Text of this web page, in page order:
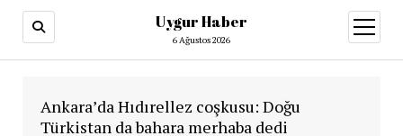
Uygur Haber
6 Ağustos 2026
aç
Ankara’da Hıdırellez coşkusu: Doğu
Türkistan da bahara merhaba dedi